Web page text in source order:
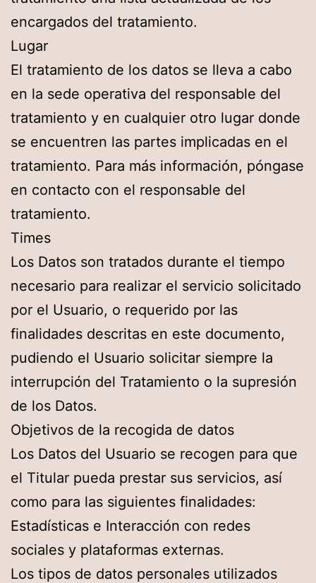
encargados del tratamiento.
Lugar
El tratamiento de los datos se lleva a cabo
en la sede operativa del responsable del
tratamiento y en cualquier otro lugar donde
se encuentren las partes implicadas en el
tratamiento. Para más información, póngase
en contacto con el responsable del
tratamiento.
Times
Los Datos son tratados durante el tiempo
necesario para realizar el servicio solicitado
por el Usuario, o requerido por las
finalidades descritas en este documento,
pudiendo el Usuario solicitar siempre la
interrupción del Tratamiento o la supresión
de los Datos.
Objetivos de la recogida de datos
Los Datos del Usuario se recogen para que
el Titular pueda prestar sus servicios, así
como para las siguientes finalidades:
Estadísticas e Interacción con redes
sociales y plataformas externas.
Los tipos de datos personales utilizados